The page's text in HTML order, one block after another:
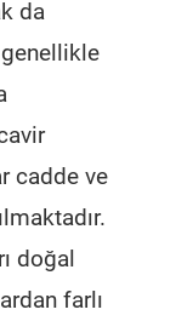
da
cadde ve
doğal
farlı